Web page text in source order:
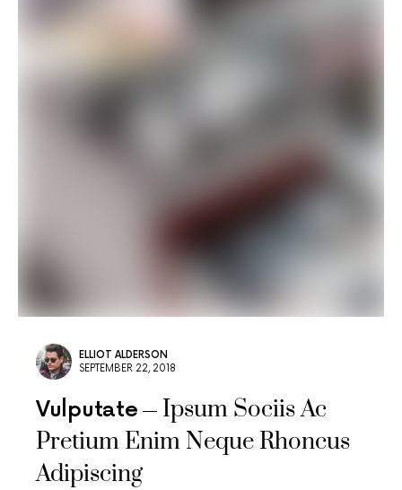
ELLIOT ALDERSON
SEPTEMBER 22, 2018
Vulputate
Ipsum Sociis Ac
Pretium Enim Neque Rhoncus
Adipiscing